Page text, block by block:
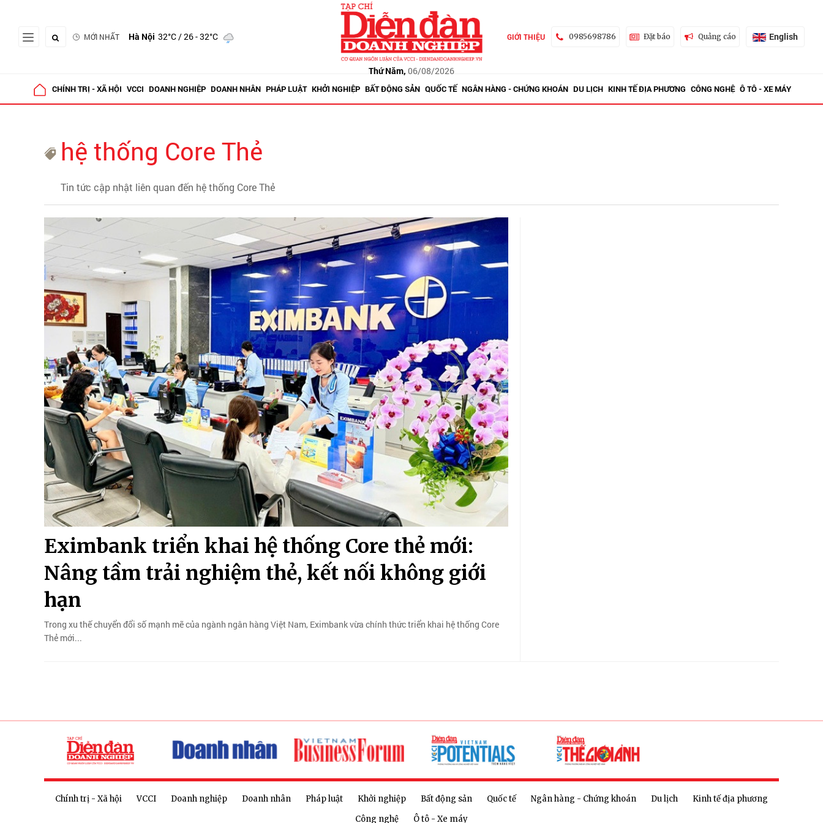
MỚI NHẤT Hà Nội 32°C/ 26 - 32°C
Thứ Năm, 06/08/2026
GIỚI THIỆU 0985698786 Đặt báo Quảng cáo English
CHÍNH TRỊ - XÃ HỘI VCCI DOANH NGHIỆP DOANH NHÂN PHÁP LUẬT KHỞI NGHIỆP BẤT ĐỘNG SẢN QUỐC TẾ NGÂN HÀNG - CHỨNG KHOÁN DU LỊCH KINH TẾ ĐỊA PHƯƠNG CÔNG NGHỆ Ô TÔ - XE MÁY
hệ thống Core Thẻ
Tin tức cập nhật liên quan đến hệ thống Core Thẻ
Eximbank triển khai hệ thống Core thẻ mới:
Nâng tầm trải nghiệm thẻ, kết nối không giới
hạn
Trong xu thế chuyển đổi số mạnh mẽ của ngành ngân hàng Việt Nam, Eximbank vừa chính thức triển khai hệ thống Core
Thẻ mới...
Chính trị - Xã hội VCCI Doanh nghiệp Doanh nhân Pháp luật Khởi nghiệp Bất động sản Quốc tế Ngân hàng - Chứng khoán Du lịch
Kinh tế địa phương
Công nghệ
Ô tô - Xe máy